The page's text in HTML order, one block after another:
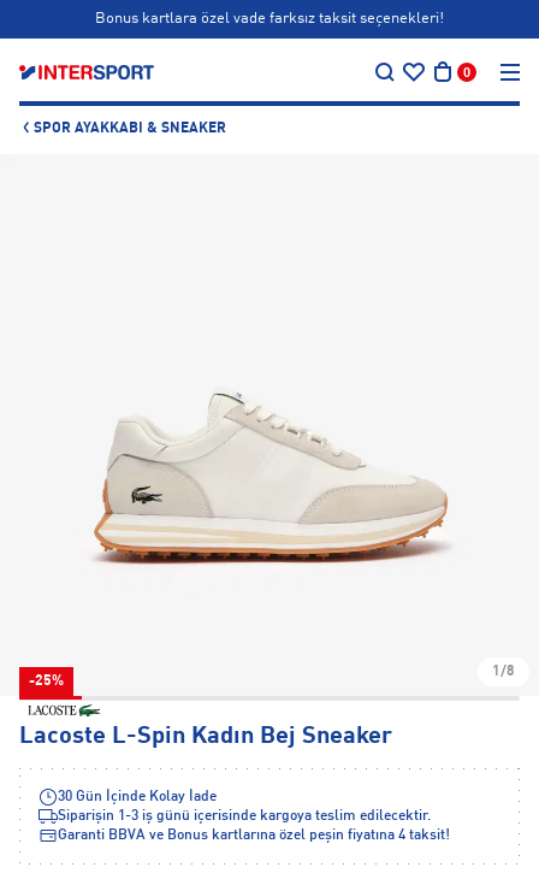
Bonus kartlara özel vade farksız taksit seçenekleri!
0
SPOR AYAKKABI & SNEAKER
-25%
1/8
Lacoste L-Spin Kadın Bej Sneaker
30 Gün İçinde Kolay İade
Siparişin 1-3 iş günü içerisinde kargoya teslim edilecektir.
Garanti BBVA ve Bonus kartlarına özel peşin fiyatına 4 taksit!